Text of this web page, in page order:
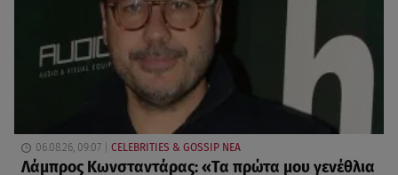
06.08.26, 09:07 CELEBRITIES & GOSSIP ΝΕΑ
Λάμπρος Κωνσταντάρας: «Τα πρώτα μου γενέθλια